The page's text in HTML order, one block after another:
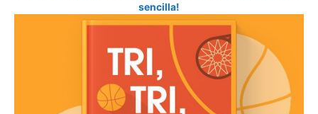
sencilla!